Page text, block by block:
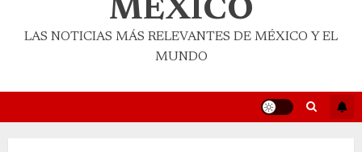
MÉXICO
LAS NOTICIAS MÁS RELEVANTES DE MÉXICO Y EL
MUNDO